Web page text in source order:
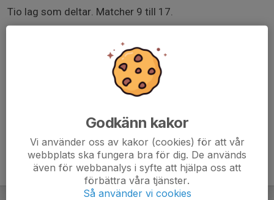
Tio lag som deltar. Matcher 9 till 17.
Godkänn kakor
Vi använder oss av kakor (cookies) för att vår
webbplats ska fungera bra för dig. De används
även för webbanalys i syfte att hjälpa oss att
förbättra våra tjänster.
Så använder vi cookies